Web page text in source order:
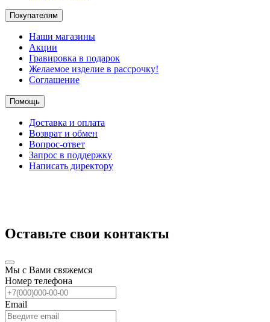
Покупателям
Наши магазины
Акции
Гравировка в подарок
Желаемое изделие в рассрочку!
Соглашение
Помощь
Доставка и оплата
Возврат и обмен
Вопрос-ответ
Запрос в поддержку
Написать директору
Оставьте свои контакты
Мы с Вами свяжемся
Номер телефона
Email